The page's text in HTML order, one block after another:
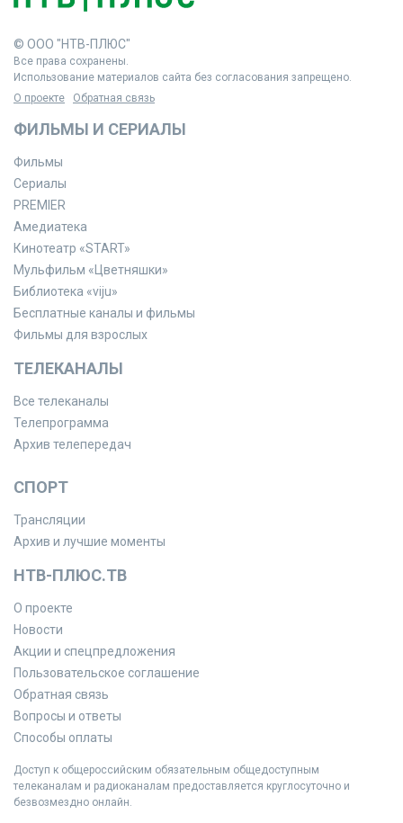
© ООО "НТВ-ПЛЮС"
Все права сохранены.
Использование материалов сайта без согласования запрещено.
О проекте
Обратная связь
ФИЛЬМЫ И СЕРИАЛЫ
Фильмы
Сериалы
PREMIER
Амедиатека
Кинотеатр «START»
Мульфильм «Цветняшки»
Библиотека «viju»
Бесплатные каналы и фильмы
Фильмы для взрослых
ТЕЛЕКАНАЛЫ
Все телеканалы
Телепрограмма
Архив телепередач
СПОРТ
Трансляции
Архив и лучшие моменты
НТВ-ПЛЮС.ТВ
О проекте
Новости
Акции и спецпредложения
Пользовательское соглашение
Обратная связь
Вопросы и ответы
Способы оплаты
Доступ к общероссийским обязательным общедоступным
телеканалам и радиоканалам предоставляется круглосуточно и
безвозмездно онлайн.